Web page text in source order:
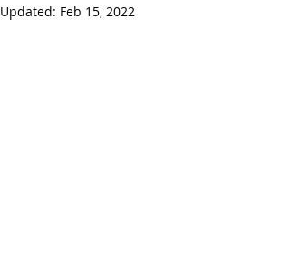
Updated: Feb 15, 2022